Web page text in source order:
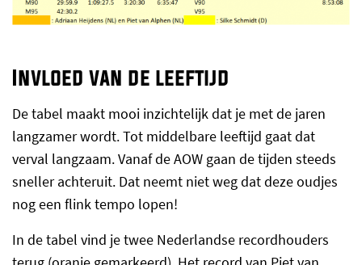
Invloed van de leeftijd
De tabel maakt mooi inzichtelijk dat je met de jaren
langzamer wordt. Tot middelbare leeftijd gaat dat
verval langzaam. Vanaf de AOW gaan de tijden steeds
sneller achteruit. Dat neemt niet weg dat deze oudjes
nog een flink tempo lopen!
In de tabel vind je twee Nederlandse recordhouders